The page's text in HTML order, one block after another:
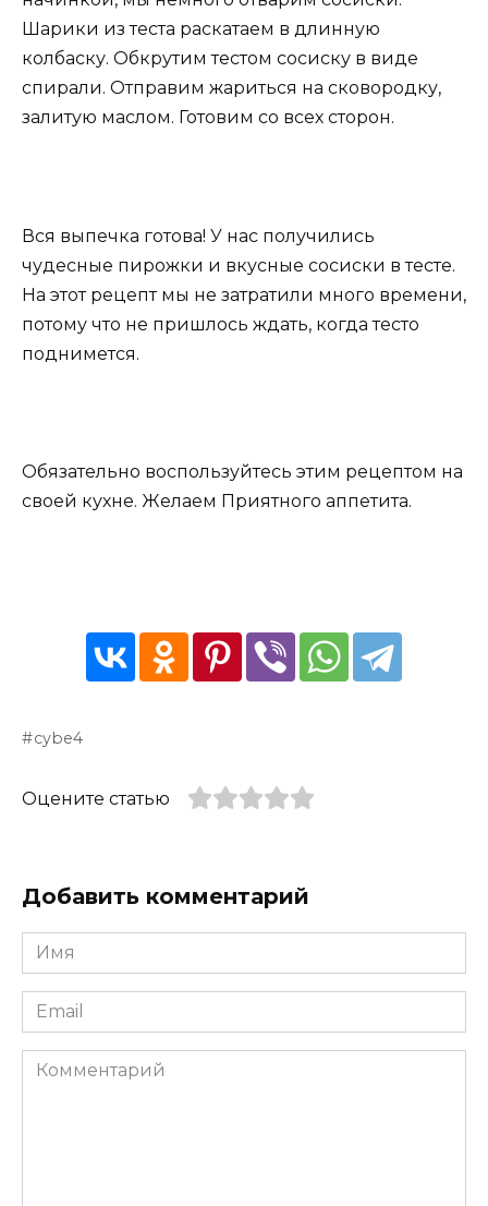
Шарики из теста раскатаем в длинную
колбаску. Обкрутим тестом сосиску в виде
спирали. Отправим жариться на сковородку,
залитую маслом. Готовим со всех сторон.
Вся выпечка готова! У нас получились
чудесные пирожки и вкусные сосиски в тесте.
На этот рецепт мы не затратили много времени,
потому что не пришлось ждать, когда тесто
поднимется.
Обязательно воспользуйтесь этим рецептом на
своей кухне. Желаем Приятного аппетита.
cybe4
Оцените статью
Добавить комментарий
Имя
*
Email
*
Комментарий